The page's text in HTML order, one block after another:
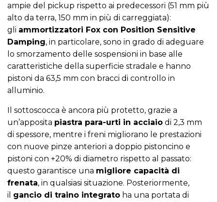
ampie del pickup rispetto ai predecessori (51 mm più
alto da terra, 150 mm in più di carreggiata):
gli ammortizzatori Fox con Position Sensitive
Damping, in particolare, sono in grado di adeguare
lo smorzamento delle sospensioni in base alle
caratteristiche della superficie stradale e hanno
pistoni da 63,5 mm con bracci di controllo in
alluminio.
Il sottoscocca è ancora più protetto, grazie a
un’apposita piastra para-urti in acciaio di 2,3 mm
di spessore, mentre i freni migliorano le prestazioni
con nuove pinze anteriori a doppio pistoncino e
pistoni con +20% di diametro rispetto al passato:
questo garantisce una migliore capacità di
frenata, in qualsiasi situazione. Posteriormente,
il gancio di traino integrato ha una portata di